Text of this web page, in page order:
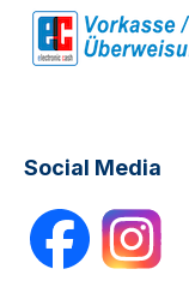
Social Media